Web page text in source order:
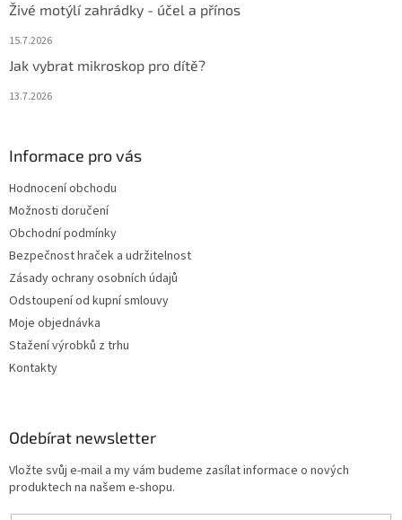
Živé motýlí zahrádky - účel a přínos
15.7.2026
Jak vybrat mikroskop pro dítě?
13.7.2026
Informace pro vás
Hodnocení obchodu
Možnosti doručení
Obchodní podmínky
Bezpečnost hraček a udržitelnost
Zásady ochrany osobních údajů
Odstoupení od kupní smlouvy
Moje objednávka
Stažení výrobků z trhu
Kontakty
Odebírat newsletter
Vložte svůj e-mail a my vám budeme zasílat informace o nových
produktech na našem e-shopu.